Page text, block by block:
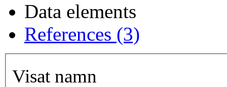
Data elements
References (3)
Visat namn